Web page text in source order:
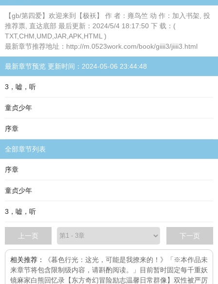
【gb/第四爱】欢迎来到【极袄】 作 者：雍鸟竺 动 作：加入书架, 投
推荐票, 直达底部 最后更新：2024/5/4 18:17:50 下 载：(
TXT,CHM,UMD,JAR,APK,HTML )
最新章节推荐地址：http://m.0523work.com/book/giiii3/jiiii3.html
最新章节预览 更新时间：2024-05-06 23:44:48
3，嘘，听
童贞少年
序章
全部章节列表
序章
童贞少年
3，嘘，听
上一页 下一页
相关推荐：
《暮色行光：这光，可能是我撩来的！》「※本作品未
来章节将包含限制级内容，请斟酌阅读。」目前暂时固定每千重妖
镜麻家白熊回忆录【东方奇幻冒险励志温馨日常群像】 双性被严厉